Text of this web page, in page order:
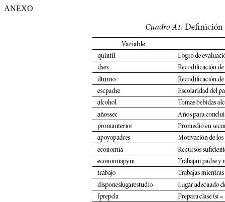
ANEXO